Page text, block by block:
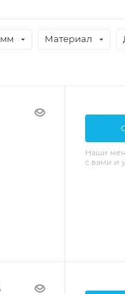
Материал
Наши
с вами и